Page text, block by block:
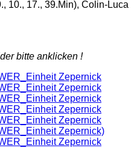
10., 17., 39.Min), Colin-Luca
bitte anklicken !